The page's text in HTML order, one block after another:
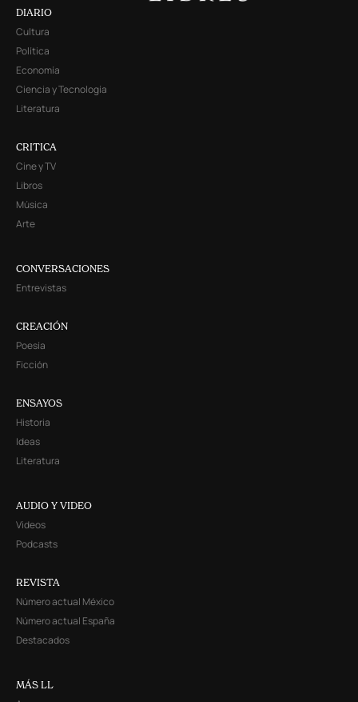
DIARIO
Cultura
Política
Economía
Ciencia y Tecnología
Literatura
CRITICA
Cine y TV
Libros
Música
Arte
CONVERSACIONES
Entrevistas
CREACIÓN
Poesía
Ficción
ENSAYOS
Historia
Ideas
Literatura
AUDIO Y VIDEO
Videos
Podcasts
REVISTA
Número actual México
Número actual España
Destacados
MÁS LL